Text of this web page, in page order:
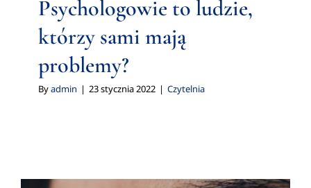
Psychologowie to ludzie,
którzy sami mają
problemy?
Byadmin | 23 stycznia 2022 | Czytelnia